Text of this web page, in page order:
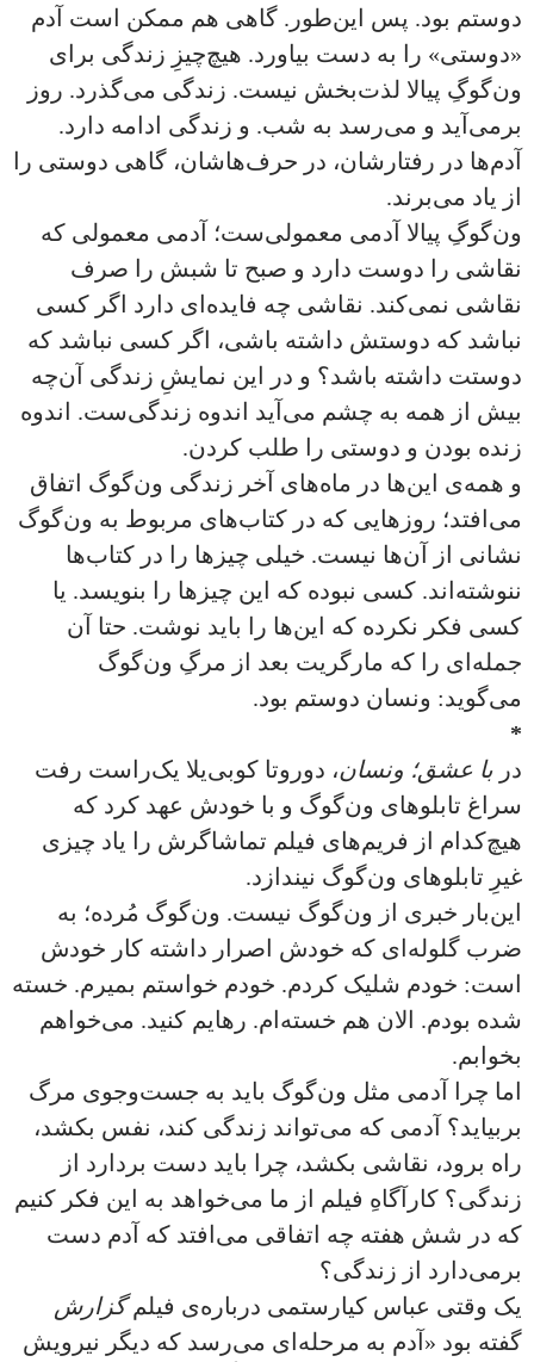
دوستم بود. پس این‌طور. گاهی هم ممکن است آدم
«دوستی» را به دست بیاورد. هیچ‌چیزِ زندگی برای
ون‌گوگِ پیالا لذت‌بخش نیست. زندگی می‌گذرد. روز
برمی‌آید و می‌رسد به شب. و زندگی ادامه دارد.
آدم‌ها در رفتارشان، در حرف‌ها‌شان، گاهی دوستی را
از یاد می‌برند.
ون‌گوگِ پیالا آدمی معمولی‌ست؛ آدمی معمولی که
نقاشی را دوست دارد و صبح تا شبش را صرف
نقاشی نمی‌کند. نقاشی چه فایده‌‌ای دارد اگر کسی
نباشد که دوستش داشته باشی، اگر کسی نباشد که
دوستت داشته باشد؟ و در این نمایشِ زندگی آن‌چه
بیش‌ از همه به چشم می‌آید اندوه زندگی‌ست. اندوه
زنده بودن و دوستی را طلب کردن.
و همه‌ی این‌ها در ماه‌های آخر زندگی ون‌گوگ اتفاق
می‌افتد؛ روزهایی که در کتاب‌های مربوط به ون‌گوگ
نشانی از آن‌ها نیست. خیلی چیزها را در کتاب‌ها
ننوشته‌اند. کسی نبوده که این چیزها را بنویسد. یا
کسی فکر نکرده که این‌ها را باید نوشت. حتا آن
جمله‌ای را که مارگریت بعد از مرگِ ون‌گوگ
می‌گوید: ونسان دوستم بود.
*
در با عشق؛ ونسان، دوروتا کوبی‌یلا یک‌راست رفت
سراغ تابلوهای ون‌گوگ و با خودش عهد کرد که
هیچ‌کدام از فریم‌های فیلم تماشاگرش را یاد چیزی
غیرِ تابلوهای ون‌گوگ نیندازد.
این‌بار خبری از ون‌گوگ نیست. ون‌گوگ مُرده؛ به
ضرب گلوله‌ای که خودش اصرار داشته کار خودش
است: خودم شلیک کردم. خودم خواستم بمیرم. خسته
شده بودم. الان هم خسته‌ام. رهایم کنید. می‌خواهم
بخوابم.
اما چرا آدمی مثل ون‌گوگ باید به جست‌وجوی مرگ
بربیاید؟ آدمی که می‌تواند زندگی کند، نفس بکشد،
راه برود، نقاشی بکشد، چرا باید دست بردارد از
زندگی؟ کارآگاهِ فیلم از ما می‌خواهد به این فکر کنیم
که در شش هفته چه اتفاقی می‌افتد که آدم دست
برمی‌دارد از زندگی؟
یک وقتی عباس کیارستمی درباره‌ی فیلمگزارش
گفته بود «آدم به مرحله‌ای می‌رسد که دیگر نیرویش